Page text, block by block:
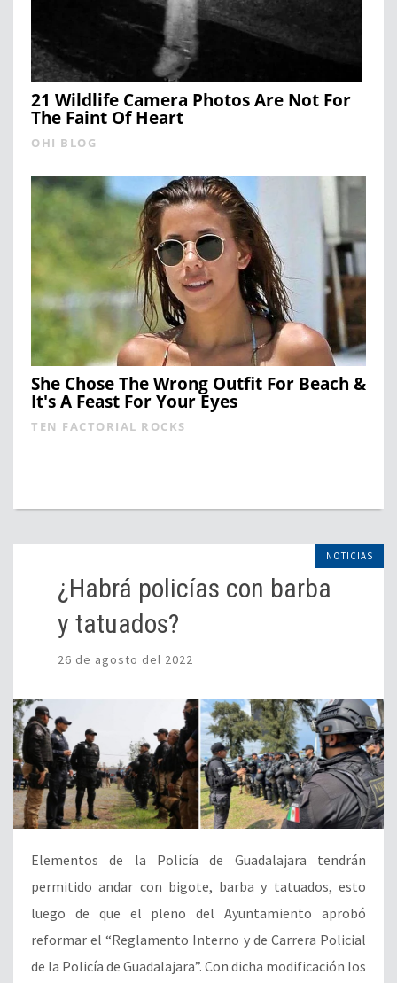
21 Wildlife Camera Photos Are Not For
The Faint Of Heart
OHI BLOG
She Chose The Wrong Outfit For Beach &
It's A Feast For Your Eyes
TEN FACTORIAL ROCKS
NOTICIAS
¿Habrá policías con barba
y tatuados?
26 de agosto del 2022
Elementos de la Policía de Guadalajara tendrán
permitido andar con bigote, barba y tatuados, esto
luego de que el pleno del Ayuntamiento aprobó
reformar el “Reglamento Interno y de Carrera Policial
de la Policía de Guadalajara”. Con dicha modificación los